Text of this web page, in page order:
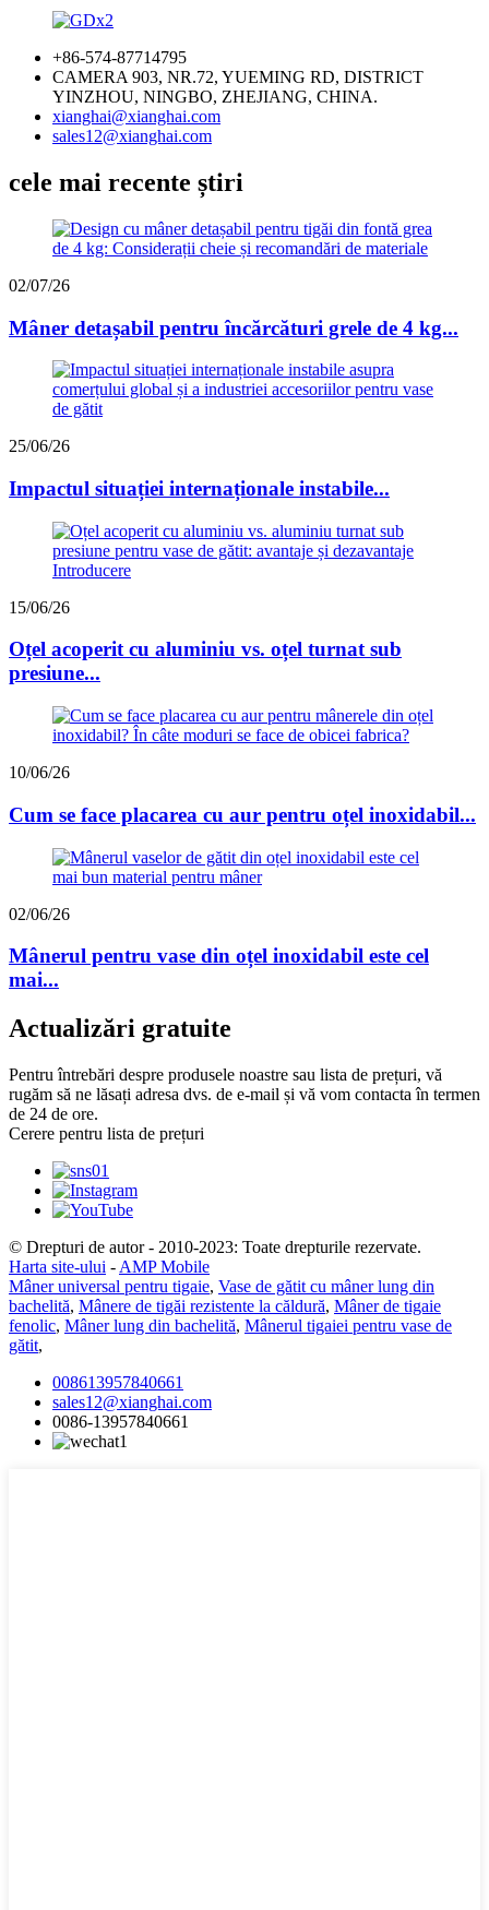
+86-574-87714795
CAMERA 903, NR.72, YUEMING RD, DISTRICT
YINZHOU, NINGBO, ZHEJIANG, CHINA.
xianghai@xianghai.com
sales12@xianghai.com
cele mai recente știri
02/07/26
Mâner detașabil pentru încărcături grele de 4 kg...
25/06/26
Impactul situației internaționale instabile...
15/06/26
Oțel acoperit cu aluminiu vs. oțel turnat sub
presiune...
10/06/26
Cum se face placarea cu aur pentru oțel inoxidabil...
02/06/26
Mânerul pentru vase din oțel inoxidabil este cel
mai...
Actualizări gratuite
Pentru întrebări despre produsele noastre sau lista de prețuri, vă
rugăm să ne lăsați adresa dvs. de e-mail și vă vom contacta în termen
de 24 de ore.
Cerere pentru lista de prețuri
© Drepturi de autor - 2010-2023: Toate drepturile rezervate.
Harta site-ului - AMP Mobile
Mâner universal pentru tigaie, Vase de gătit cu mâner lung din
bachelită, Mânere de tigăi rezistente la căldură, Mâner de tigaie
fenolic, Mâner lung din bachelită, Mânerul tigaiei pentru vase de
gătit,
008613957840661
sales12@xianghai.com
0086-13957840661